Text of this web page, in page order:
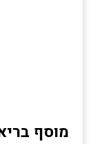
מוסף